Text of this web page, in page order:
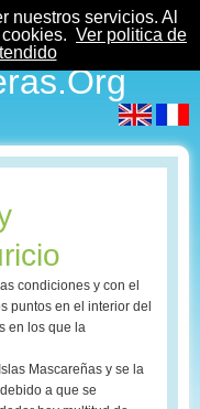
condiciones y con el
puntos en el interior del
en los que la
Mascareñas y se la
a que se
nuestros servicios. Al
Ver politica de